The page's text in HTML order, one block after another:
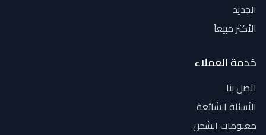
الجديد
الأكثر مبيعاً
خدمة العملاء
اتصل بنا
الأسئلة الشائعة
معلومات الشحن